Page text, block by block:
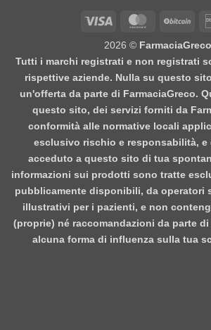
Visa MasterCard
2026 © FarmaciaGreco
Tutti i marchi registrati e non registrati
rispettive aziende. Nulla su questo
un'offerta da parte di FarmaciaGreco.
questo sito, dei servizi forniti da
conformità alle normative locali
esclusivo rischio e responsabilità, e
acceduto a questo sito di tua
informazioni sui prodotti sono tratte
pubblicamente disponibili, da operatori
illustrativi per i pazienti, e non
(proprie) né raccomandazioni da parte di
alcuna forma di influenza sulla tua